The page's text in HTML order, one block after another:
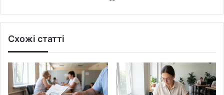
Схожі статті